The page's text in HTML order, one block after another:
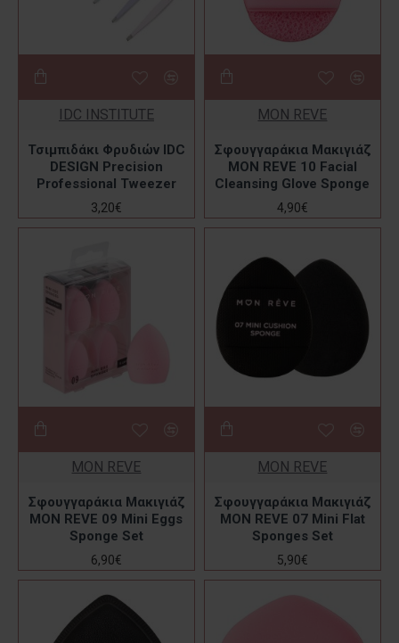
IDC INSTITUTE
Τσιμπιδάκι Φρυδιών IDC
DESIGN Precision
Professional Tweezer
3,20€
MON REVE
Σφουγγαράκια Μακιγιάζ
MON REVE 10 Facial
Cleansing Glove Sponge
4,90€
MON REVE
Σφουγγαράκια Μακιγιάζ
MON REVE 09 Mini Eggs
Sponge Set
6,90€
MON REVE
Σφουγγαράκια Μακιγιάζ
MON REVE 07 Mini Flat
Sponges Set
5,90€